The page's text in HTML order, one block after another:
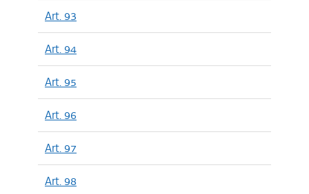
Art. 93
Art. 94
Art. 95
Art. 96
Art. 97
Art. 98